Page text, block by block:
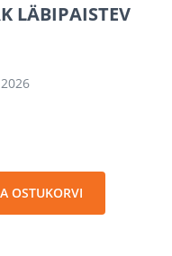
LÄBIPAISTEV
OSTUKORVI